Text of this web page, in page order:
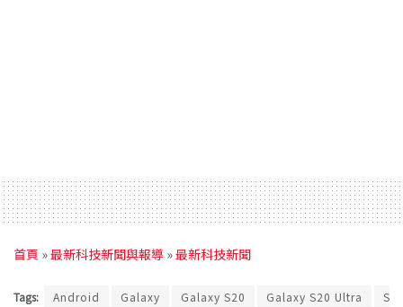
首頁 »最新科技新聞與報導 »最新科技新聞
Tags: Android Galaxy Galaxy S20 Galaxy S20 Ultra